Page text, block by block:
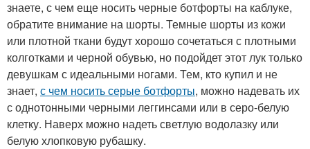
знаете, с чем еще носить черные ботфорты на каблуке,
обратите внимание на шорты. Темные шорты из кожи
или плотной ткани будут хорошо сочетаться с плотными
колготками и черной обувью, но подойдет этот лук только
девушкам с идеальными ногами. Тем, кто купил и не
знает, с чем носить серые ботфорты, можно надевать их
с однотонными черными леггинсами или в серо-белую
клетку. Наверх можно надеть светлую водолазку или
белую хлопковую рубашку.